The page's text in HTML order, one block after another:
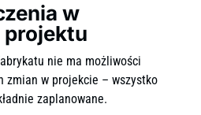
w
nie ma możliwości
zmian w projekcie – wszystko
zaplanowane.